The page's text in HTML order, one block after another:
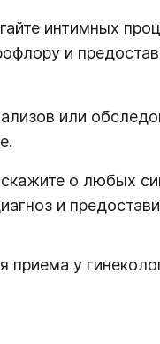
интимных
и
или
о любых
и
у